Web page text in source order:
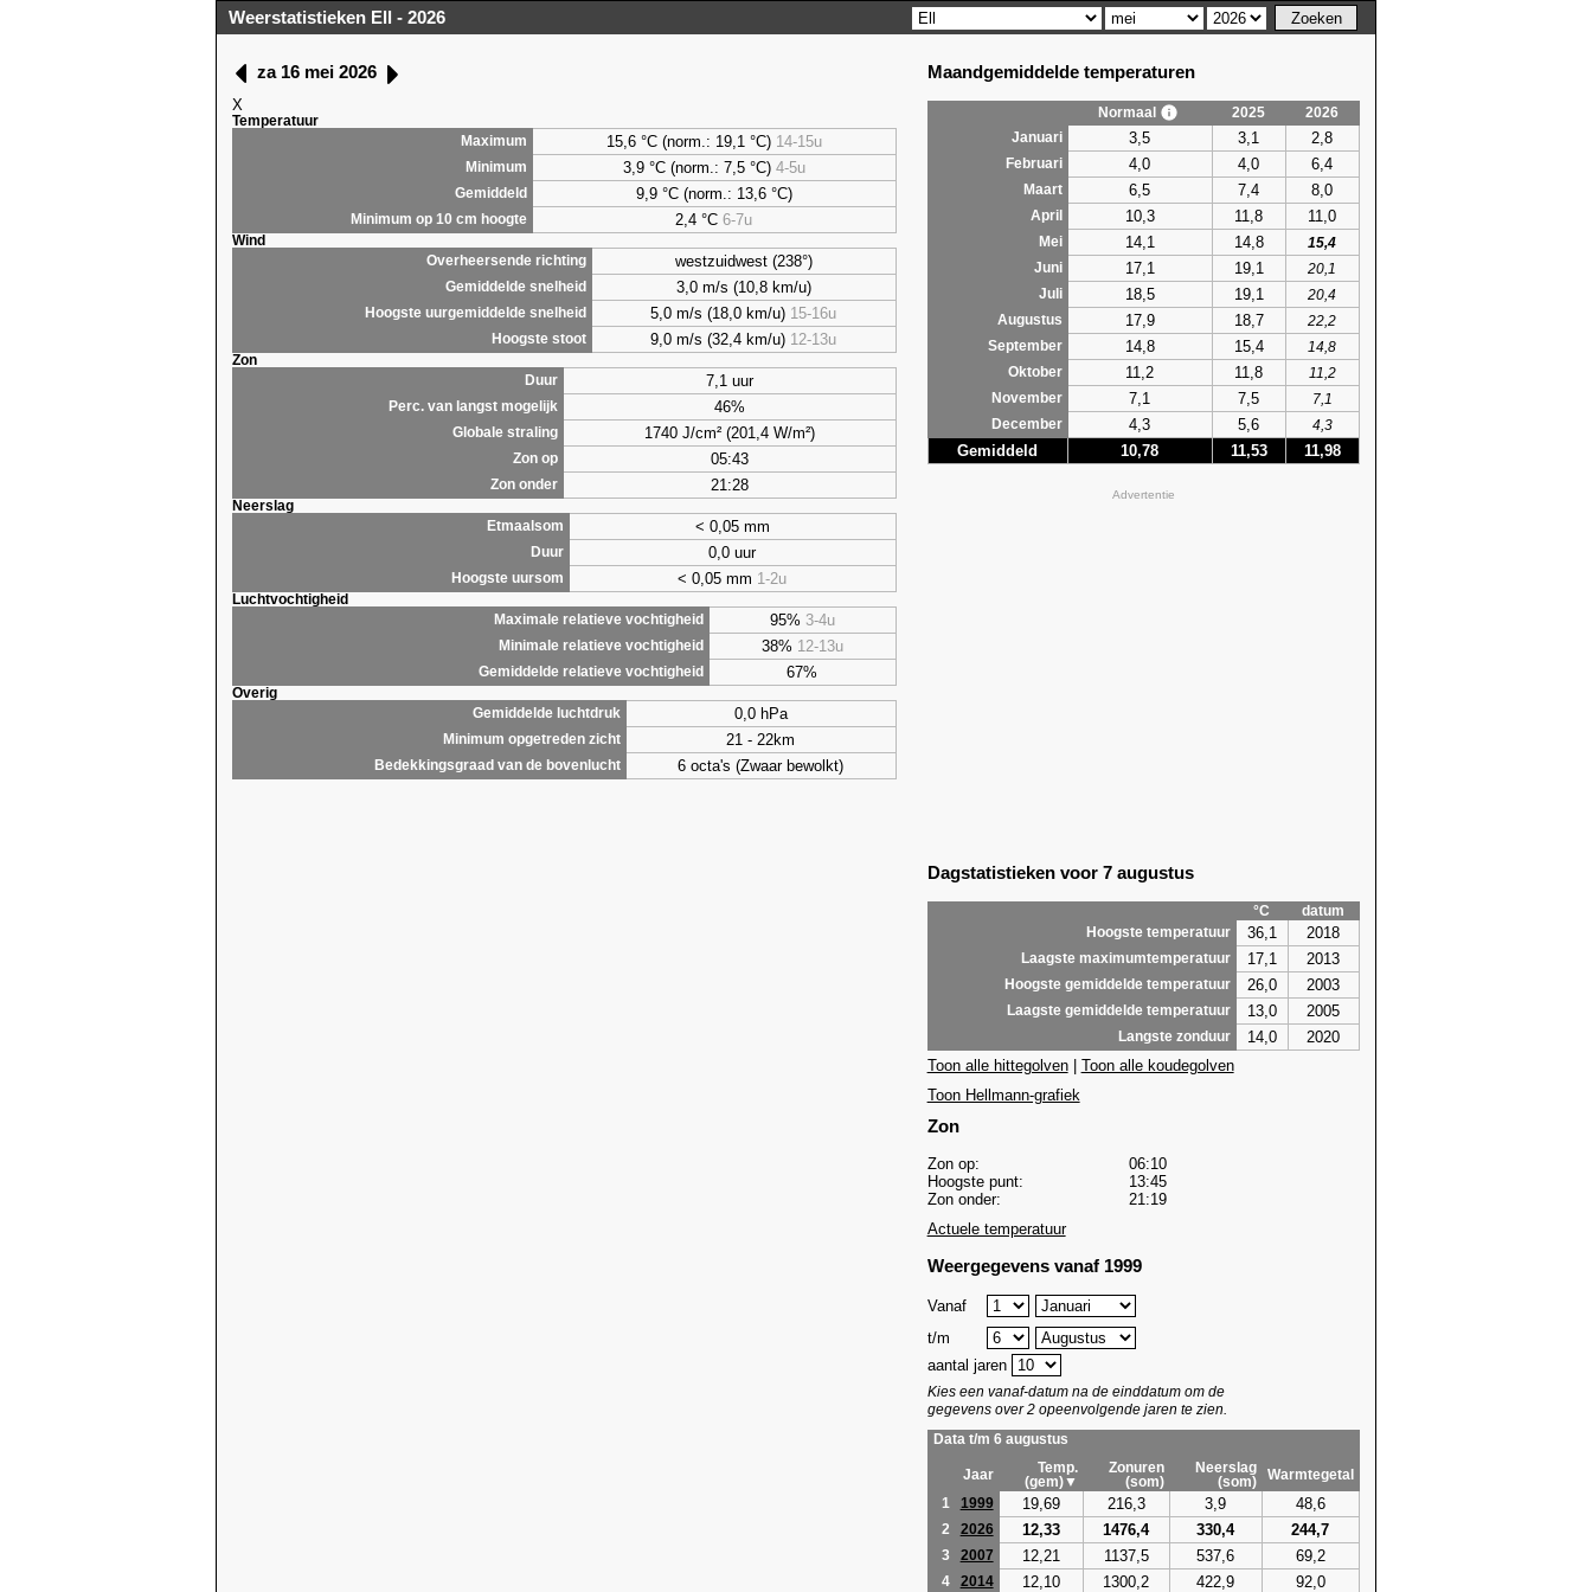
Weerstatistieken Ell - 2026
za 16 mei 2026
X
Temperatuur
Maximum
15,6 °C (norm.: 19,1 °C) 14-15u
Minimum 3,9°C (norm.: 7,5 °C) 4-5u
Gemiddeld 9,9°C (norm.: 13,6 °C)
Minimum op 10 cm hoogte 2,4 °C6-7u
Wind
Overheersende richting
westzuidwest (238°)
Gemiddelde snelheid 3,0 m/s (10,8 km/u)
Hoogste uurgemiddelde snelheid 5,0 m/s (18,0 km/u) 15-16u
Hoogste stoot 9,0 m/s (32,4 km/u) 12-13u
Zon
Duur
7,1 uur
Perc. van langst mogelijk 46%
Globale straling 1740 J/cm² (201,4 W/m²)
Zon op 05:43
Zon onder 21:28
Neerslag
Etmaalsom
< 0,05 mm
Duur 0,0 uur
Hoogste uursom < 0,05 mm 1-2u
Luchtvochtigheid
Maximale relatieve vochtigheid
95% 3-4u
Minimale relatieve vochtigheid 38% 12-13u
Gemiddelde relatieve vochtigheid 67%
Overig
Gemiddelde luchtdruk
0,0 hPa
Minimum opgetreden zicht 21 - 22km
Bedekkingsgraad van de bovenlucht 6 octa's (Zwaar bewolkt)
Maandgemiddelde temperaturen
Normaal 2025
2026
Januari
3,5 3,1 2,8
Februari 4,0 4,0 6,4
Maart 6,5 7,4 8,0
April 10,3 11,8 11,0
Mei 14,1 14,8
15,4
Juni
17,1 19,1
20,1
Juli
18,5 19,1
20,4
Augustus
17,9 18,7
22,2
September
14,8 15,4
14,8
Oktober
11,2 11,8
11,2
November
7,1 7,5
7,1
December
4,3 5,6 4,3
Gemiddeld 10,78 11,53 11,98
Advertentie
Dagstatistieken voor 7 augustus
°C
datum
Hoogste temperatuur
36,1 2018
Laagste maximumtemperatuur 17,1 2013
Hoogste gemiddelde temperatuur 26,0 2003
Laagste gemiddelde temperatuur 13,0 2005
Langste zonduur 14,0
2020
Toon alle hittegolven| Toon alle koudegolven
Toon Hellmann-grafiek
Zon
Zon op:
06:10
Hoogste punt:
13:45
Zon onder:
21:19
Actuele temperatuur
Weergegevens vanaf 1999
Vanaf
t/m
aantal jaren
Kies een vanaf-datum na de einddatum om de
gegevens over 2 opeenvolgende jaren te zien.
Data t/m 6 augustus
Jaar
Temp.
(gem)▼
Zonuren
(som)
Neerslag
(som)
Warmtegetal
1
1999 19,69 216,3 3,9 48,6
2 2026 12,33 1476,4 330,4 244,7
3 2007 12,21 1137,5 537,6 69,2
4 2014 12,10 1300,2 422,9 92,0